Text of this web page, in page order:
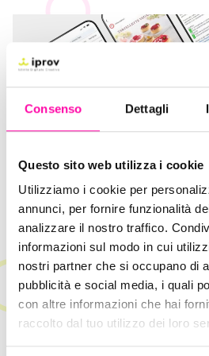
Consenso Dettagli
Questo sito web utilizza i cookie
Utilizziamo i cookie per
annunci, per fornire funzionalità
analizzare il nostro traffico.
informazioni sul modo in cui
nostri partner che si occupano di
pubblicità e social media, i quali
con altre informazioni che hai
raccolto dal tuo utilizzo dei loro
Iprov Digital
servizi
Con una combinazione di